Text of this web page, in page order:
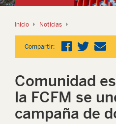
Inicio Noticias
Compartir:
Comunidad
la FCFM se
campaña de